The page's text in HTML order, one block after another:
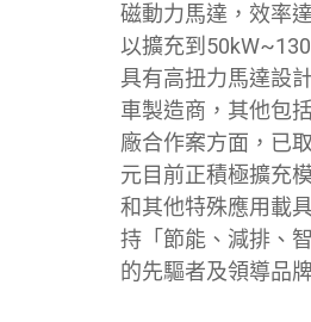
磁動力馬達，效率
以擴充到
具有高扭力馬達設
車製造商，其他包
廠合作案方面，已
元目前正積極擴充
和其他特殊應用載
持「節能、減排、
的先驅者及領導品